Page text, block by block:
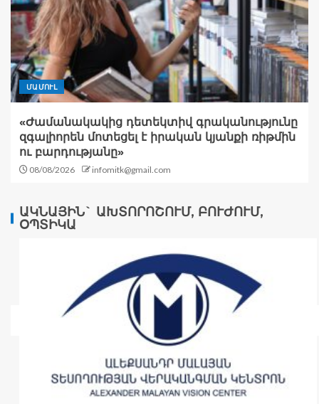
ՄԱՄՈՒԼ
«Ժամանակակից դետեկտիվ գրականությունը
զգալիորեն մոտեցել է իրական կյանքի ռիթմին
ու բարդությանը»
08/08/2026 infomitk@gmail.com
ԱԿՆԱՅԻՆ` ԱԽՏՈՐՈՇՈՒՄ, ԲՈՒԺՈՒՄ,
ՕՊՏԻԿԱ